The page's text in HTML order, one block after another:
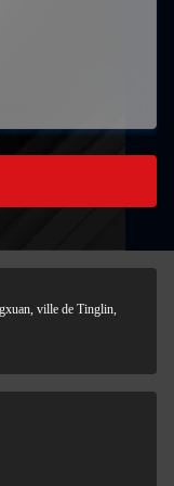
ville de Tinglin,